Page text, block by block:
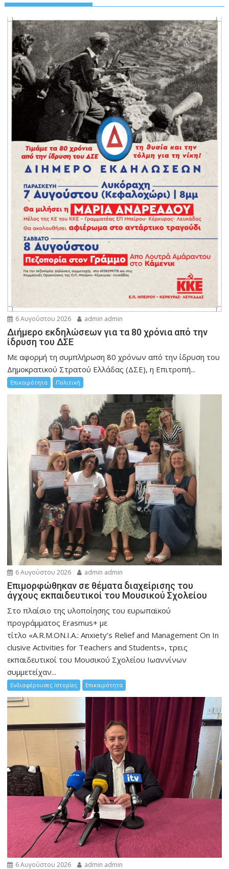
6 Αυγούστου 2026 admin admin
Διήμερο εκδηλώσεων για τα 80 χρόνια από την
ίδρυση του ΔΣΕ
Με αφορμή τη συμπλήρωση 80 χρόνων από την ίδρυση του
Δημοκρατικού Στρατού Ελλάδας (ΔΣΕ), η Επιτροπή...
Επικαιρότητα Πολιτική
6 Αυγούστου 2026 admin admin
Eπιμορφώθηκαν σε θέματα διαχείρισης του
άγχους εκπαιδευτικοί του Μουσικού Σχολείου
Στο πλαίσιο της υλοποίησης του ευρωπαϊκού
προγράμματος Erasmus+ με
τίτλο «A.R.M.ON.I.A.: Anxiety’s Relief and Management On In
clusive Activities for Teachers and Students», τρεις
εκπαιδευτικοί του Μουσικού Σχολείου Ιωαννίνων
συμμετείχαν...
Ενδιαφέρουσες Ιστορίες Επικαιρότητα
6 Αυγούστου 2026 admin admin